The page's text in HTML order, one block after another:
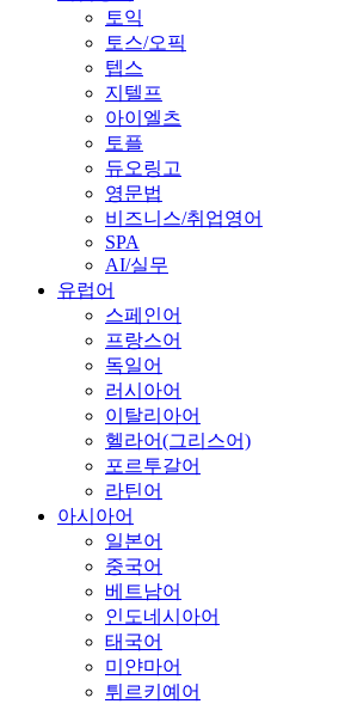
토익
토스/오픽
텝스
지텔프
아이엘츠
토플
듀오링고
영문법
비즈니스/취업영어
SPA
AI/실무
유럽어
스페인어
프랑스어
독일어
러시아어
이탈리아어
헬라어(그리스어)
포르투갈어
라틴어
아시아어
일본어
중국어
베트남어
인도네시아어
태국어
미얀마어
튀르키예어